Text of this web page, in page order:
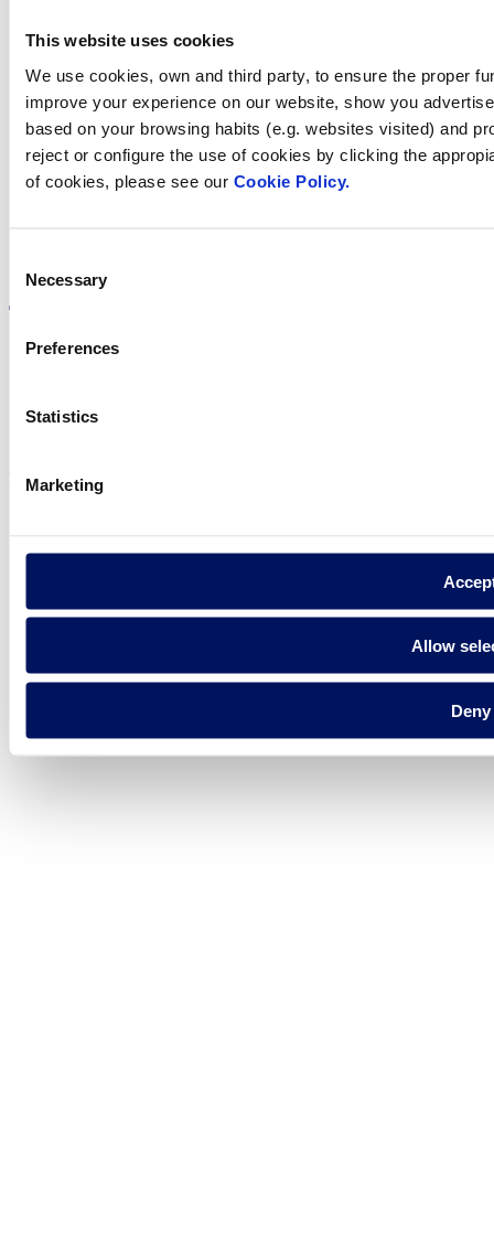
This website uses cookies
We use cookies, own and third party, to ensure the proper
improve your experience on our website, show you
based on your browsing habits (e.g. websites visited) and
reject or configure the use of cookies by clicking the
of cookies, please see our Cookie Policy.
Selection
Necessary
Preferences
Statistics
Marketing
Allow
Deny
Trobi Fluidra
al seu país
Avís legal
Fluidra S.A. 2025